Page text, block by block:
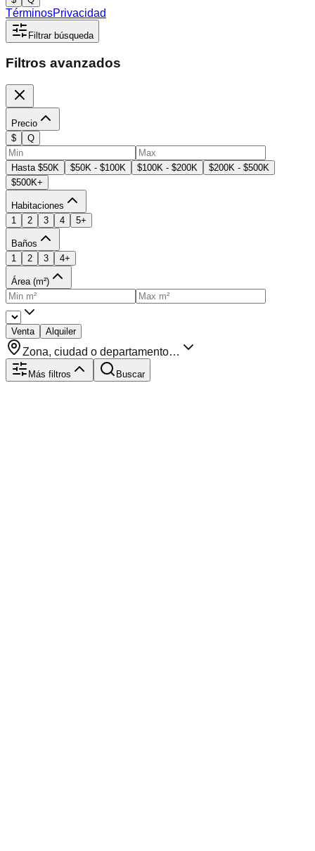
TérminosPrivacidad
Filtrar búsqueda
Filtros avanzados
Precio
$
Q
Hasta $50K $50K - $100K $100K - $200K
$200K - $500K
$500K+
Habitaciones
1
2 3 4 5+
Baños
1
2 3 4+
Área (m²)
Venta Alquiler
Zona, ciudad o departamento…
Más filtros Buscar